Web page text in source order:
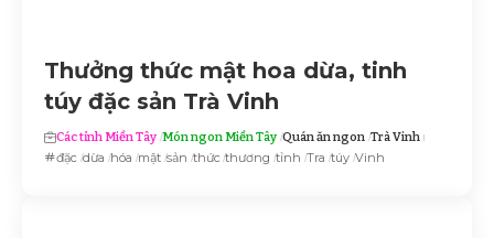
Thưởng thức mật hoa dừa, tinh
túy đặc sản Trà Vinh
Các tỉnh Miền Tây Món ngon Miền Tây Quán ăn ngon Trà Vinh
đặc dừa hóa mật sản thức thương tỉnh Tra túy Vinh